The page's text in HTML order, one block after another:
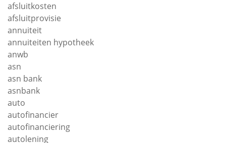
afsluitkosten
afsluitprovisie
annuiteit
annuiteiten hypotheek
anwb
asn
asn bank
asnbank
auto
autofinancier
autofinanciering
autolening